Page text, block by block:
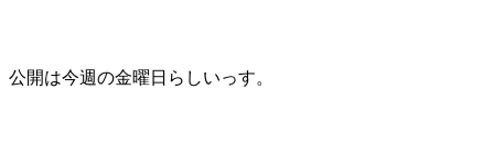
公開は今週の金曜日らしいっす。